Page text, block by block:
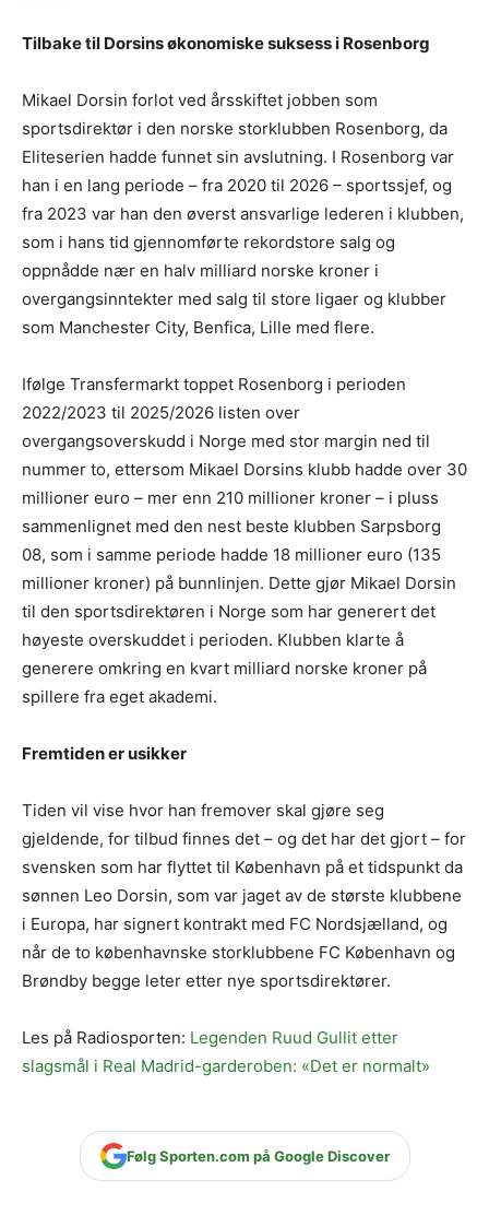
Tilbake til Dorsins økonomiske suksess i Rosenborg
Mikael Dorsin forlot ved årsskiftet jobben som
sportsdirektør i den norske storklubben Rosenborg, da
Eliteserien hadde funnet sin avslutning. I Rosenborg var
han i en lang periode – fra 2020 til 2026 – sportssjef, og
fra 2023 var han den øverst ansvarlige lederen i klubben,
som i hans tid gjennomførte rekordstore salg og
oppnådde nær en halv milliard norske kroner i
overgangsinntekter med salg til store ligaer og klubber
som Manchester City, Benfica, Lille med flere.
Ifølge Transfermarkt toppet Rosenborg i perioden
2022/2023 til 2025/2026 listen over
overgangsoverskudd i Norge med stor margin ned til
nummer to, ettersom Mikael Dorsins klubb hadde over 30
millioner euro – mer enn 210 millioner kroner – i pluss
sammenlignet med den nest beste klubben Sarpsborg
08, som i samme periode hadde 18 millioner euro (135
millioner kroner) på bunnlinjen. Dette gjør Mikael Dorsin
til den sportsdirektøren i Norge som har generert det
høyeste overskuddet i perioden. Klubben klarte å
generere omkring en kvart milliard norske kroner på
spillere fra eget akademi.
Fremtiden er usikker
Tiden vil vise hvor han fremover skal gjøre seg
gjeldende, for tilbud finnes det – og det har det gjort – for
svensken som har flyttet til København på et tidspunkt da
sønnen Leo Dorsin, som var jaget av de største klubbene
i Europa, har signert kontrakt med FC Nordsjælland, og
når de to københavnske storklubbene FC København og
Brøndby begge leter etter nye sportsdirektører.
Les på Radiosporten: Legenden Ruud Gullit etter
slagsmål i Real Madrid-garderoben: «Det er normalt»
Følg Sporten.com på Google Discover